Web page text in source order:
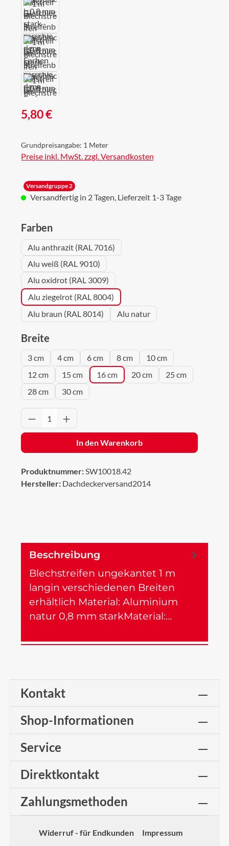
Regulärer Preis:
5,80 €
Grundpreisangabe: 1 Meter
Preise inkl. MwSt. zzgl. Versandkosten
Versandgruppe 2
Versandfertig in 2 Tagen, Lieferzeit 1-3 Tage
Farbenauswählen
Alu anthrazit (RAL 7016)
Alu weiß (RAL 9010)
Alu oxidrot (RAL 3009)
Alu ziegelrot (RAL 8004)
Alu braun (RAL 8014)
Alu natur
Breite
3 cm 4 cm 6 cm 8 cm
10 cm
12 cm
15 cm 16 cm 20 cm
25 cm
28 cm
30 cm
Produkt Anzahl: Gib den gewünschten
In den Warenkorb
Produktnummer:SW10018.42
Hersteller: Dachdeckerversand2014
Beschreibung
Blechstreifen ungekantet 1 m
langin verschiedenen Breiten
erhältlich Material: Aluminium
natur 0,8 mm starkMaterial:…
Kontakt
Shop-Informationen
Service
Direktkontakt
Zahlungsmethoden
Widerruf - für Endkunden
Impressum